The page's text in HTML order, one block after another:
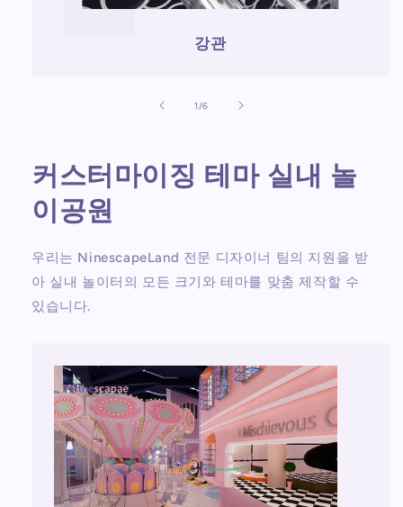
강관
1/의
6
커스터마이징 테마 실내 놀
이공원
우리는 NinescapeLand 전문 디자이너 팀의 지원을 받
아 실내 놀이터의 모든 크기와 테마를 맞춤 제작할 수
있습니다.